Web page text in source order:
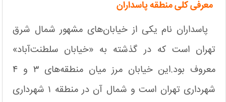
معرفی کلی منطقه پاسداران
پاسداران نام یکی از خیابان‌های مشهور شمال شرق
تهران است که در گذشته به «خیابان سلطنت‌آباد»
معروف بود.این خیابان مرز میان منطقه‌های ۳ و ۴
شهرداری تهران است و شمال آن در منطقه ۱ شهرداری